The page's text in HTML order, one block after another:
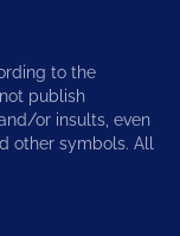
to the
publish
or insults, even
other symbols. All